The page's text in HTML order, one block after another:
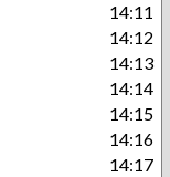
14:11
14:12
14:13
14:14
14:15
14:16
14:17